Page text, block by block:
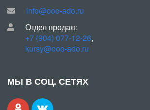
info@ooo-ado.ru
Отдел продаж:
+7 (904) 077-12-26,
kursy@ooo-ado.ru
МЫ В СОЦ. СЕТЯХ